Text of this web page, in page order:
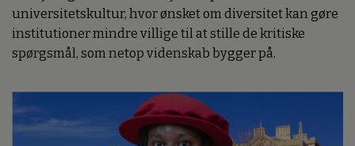
universitetskultur, hvor ønsket om diversitet kan gøre
institutioner mindre villige til at stille de kritiske
spørgsmål, som netop videnskab bygger på.